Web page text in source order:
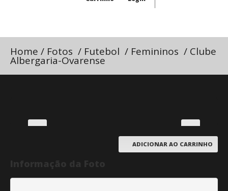
Home / Fotos / Futebol / Femininos / Clube
Albergaria-Ovarense
ADICIONAR AO CARRINHO